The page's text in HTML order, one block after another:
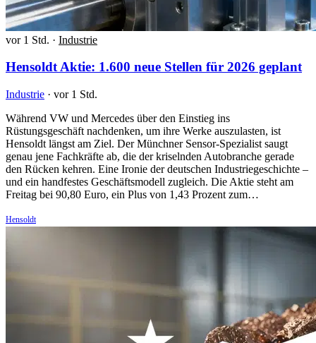
vor 1 Std. · Industrie
Hensoldt Aktie: 1.600 neue Stellen für 2026 geplant
Industrie · vor 1 Std.
Während VW und Mercedes über den Einstieg ins
Rüstungsgeschäft nachdenken, um ihre Werke auszulasten, ist
Hensoldt längst am Ziel. Der Münchner Sensor-Spezialist saugt
genau jene Fachkräfte ab, die der kriselnden Autobranche gerade
den Rücken kehren. Eine Ironie der deutschen Industriegeschichte –
und ein handfestes Geschäftsmodell zugleich. Die Aktie steht am
Freitag bei 90,80 Euro, ein Plus von 1,43 Prozent zum…
Hensoldt